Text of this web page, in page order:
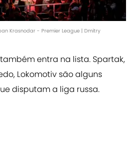
Krasnodar - Premier League | Dmitry
entra na lista. Spartak,
Lokomotiv são alguns
disputam a liga russa.